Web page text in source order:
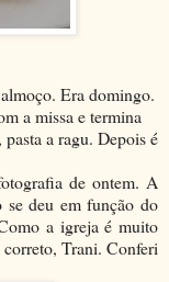
Era domingo.
a missa e termina
a ragu. Depois é
de ontem. A
deu em função do
a igreja é muito
Trani. Conferi